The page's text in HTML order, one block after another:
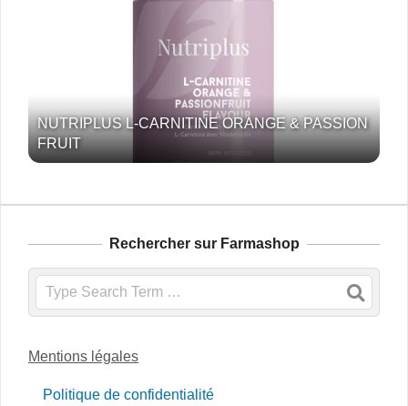
NUTRIPLUS L-CARNITINE ORANGE & PASSION
FRUIT
Rechercher sur Farmashop
Search
Mentions légales
Politique de confidentialité